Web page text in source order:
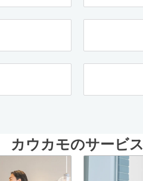
カウカモのサービス